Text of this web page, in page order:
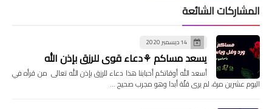
المشاركات الشائعة
14 ديسمبر 2020
يسعد مساكم ⚘دعاء قوي للرزق بإذن الله
أسعد الله أوقاتكم أحبابنا هذا دعاء للرزق بإذن الله تعالى من قرأه في
اليوم عشرين مرة، لم يرى قلّة أبدا وهو مجرب صحيح …